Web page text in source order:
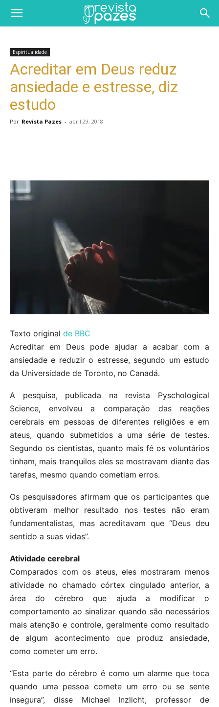
Espiritualidade
Acreditar em Deus reduz
ansiedade e estresse, diz
estudo
Por Revista Pazes - abril 29, 2018
Texto original de BBC
Acreditar em Deus pode ajudar a acabar com a
ansiedade e reduzir o estresse, segundo um estudo
da Universidade de Toronto, no Canadá.
A pesquisa, publicada na revista Pyschological
Science, envolveu a comparação das reações
cerebrais em pessoas de diferentes religiões e em
ateus, quando submetidos a uma série de testes.
Segundo os cientistas, quanto mais fé os voluntários
tinham, mais tranquilos eles se mostravam diante das
tarefas, mesmo quando cometiam erros.
Os pesquisadores afirmam que os participantes que
obtiveram melhor resultado nos testes não eram
fundamentalistas, mas acreditavam que “Deus deu
sentido a suas vidas”.
Atividade cerebral
Comparados com os ateus, eles mostraram menos
atividade no chamado córtex cingulado anterior, a
área do cérebro que ajuda a modificar o
comportamento ao sinalizar quando são necessários
mais atenção e controle, geralmente como resultado
de algum acontecimento que produz ansiedade,
como cometer um erro.
“Esta parte do cérebro é como um alarme que toca
quando uma pessoa comete um erro ou se sente
insegura”, disse Michael Inzlicht, professor de